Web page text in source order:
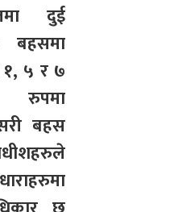
दुई
बहसमा
१, ५ र ७
रुपमा
बहस